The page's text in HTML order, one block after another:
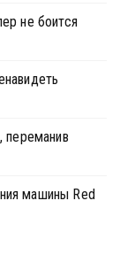
не боится
переманив
машины Red